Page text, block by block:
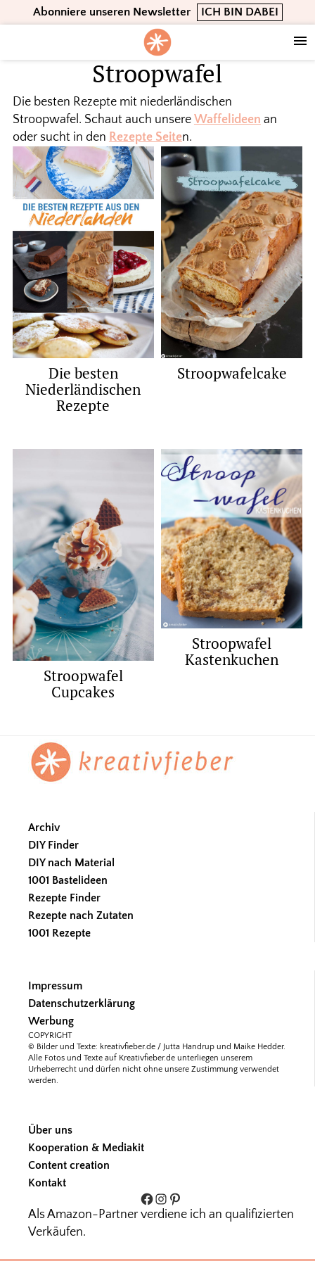
to
to
to
Abonniere unseren Newsletter ICH BIN DABEI
Stroopwafel
Die besten Rezepte mit niederländischen
Stroopwafel. Schaut auch unsere Waffelideen an
oder sucht in den Rezepte Seiten.
Die besten
Niederländischen
Rezepte
Stroopwafelcake
Stroopwafel
Cupcakes
Stroopwafel
Kastenkuchen
Footer
Archiv
DIY Finder
DIY nach Material
1001 Bastelideen
Rezepte Finder
Rezepte nach Zutaten
1001 Rezepte
Impressum
Datenschutzerklärung
Werbung
COPYRIGHT
© Bilder und Texte: kreativfieber.de / Jutta Handrup und Maike Hedder.
Alle Fotos und Texte auf Kreativfieber.de unterliegen unserem
Urheberrecht und dürfen nicht ohne unsere Zustimmung verwendet
werden.
Über uns
Kooperation & Mediakit
Content creation
Kontakt
Facebook
Instagram
Pinterest
Als Amazon-Partner verdiene ich an qualifizierten
Verkäufen.